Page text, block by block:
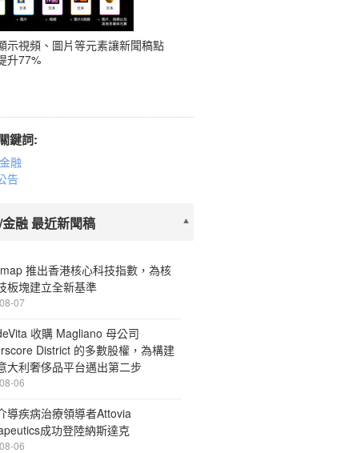
示視頻、圖片等元素讓新聞稿點
升77%
鍵詞:
融
告
融 最近新聞稿
推出香港核心科技指數，為核
板塊建立全新基準
07
收購 Magliano 母公司
District 的多數股權，為構建
大利奢侈品平台邁出第二步
06
導疾病治療領導者Attovia
成功登陸納斯達克
06